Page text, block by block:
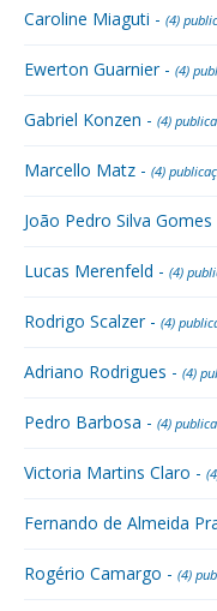
Caroline Miaguti - (4)
Ewerton Guarnier - (4)
Gabriel Konzen - (4)
Marcello Matz - (4)
João Pedro Silva Gomes
Lucas Merenfeld - (4)
Rodrigo Scalzer - (4)
Adriano Rodrigues - (4)
Pedro Barbosa - (4)
Victoria Martins Claro -
Fernando de Almeida
Rogério Camargo - (4)